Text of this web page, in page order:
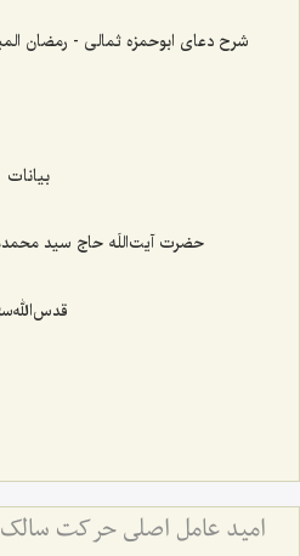
شرح دعای ابوحمزه ثمالی - رمضان المبارک 1436 - مجلس
بیانات
حضرت آیت‌اللَه حاج سید
امید عامل اصلی حرکت سالک